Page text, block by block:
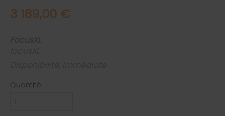
3 189,00 €
Quantité